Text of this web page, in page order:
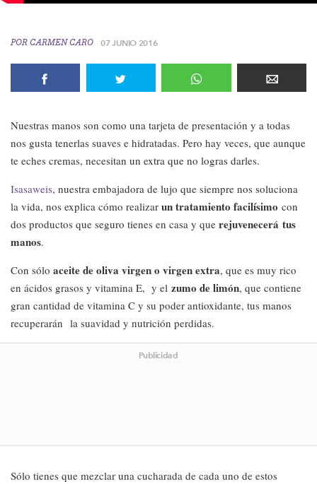
POR CARMEN CARO 07 JUNIO 2016
Nuestras manos son como una tarjeta de presentación y a todas
nos gusta tenerlas suaves e hidratadas. Pero hay veces, que aunque
te eches cremas, necesitan un extra que no logras darles.
Isasaweis, nuestra embajadora de lujo que siempre nos soluciona
la vida, nos explica cómo realizar un tratamiento facilísimo con
dos productos que seguro tienes en casa y que rejuvenecerá tus
manos.
Con sólo aceite de oliva virgen o virgen extra, que es muy rico
en ácidos grasos y vitamina E, y el zumo de limón, que contiene
gran cantidad de vitamina C y su poder antioxidante, tus manos
recuperarán la suavidad y nutrición perdidas.
Publicidad
Sólo tienes que mezclar una cucharada de cada uno de estos